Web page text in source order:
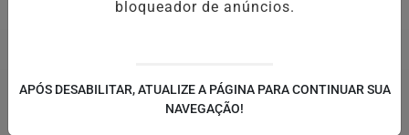
bloqueador de anúncios.
APÓS DESABILITAR, ATUALIZE A PÁGINA PARA CONTINUAR SUA
NAVEGAÇÃO!